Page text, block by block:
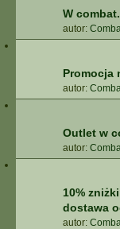
W
autor:
Promocja
autor:
Outlet w
autor:
10%
dostawa
autor: